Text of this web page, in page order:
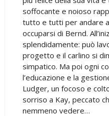
soffocante e noioso
tutto e tutti per andare
occuparsi di Bernd.
splendidamente: può
progetto e il carlino si
simpatico. Ma poi ogni
l’educazione e la
Ludger, un focoso e
sorriso a Kay, peccato
nemmeno vedere…